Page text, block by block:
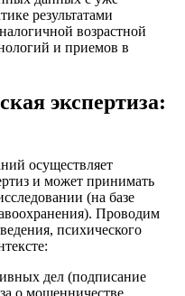
результатами
возрастной
и приемов в
экспертиза:
осуществляет
и может принимать
(на базе
Проводим
психического
дел (подписание
о мошенничестве,